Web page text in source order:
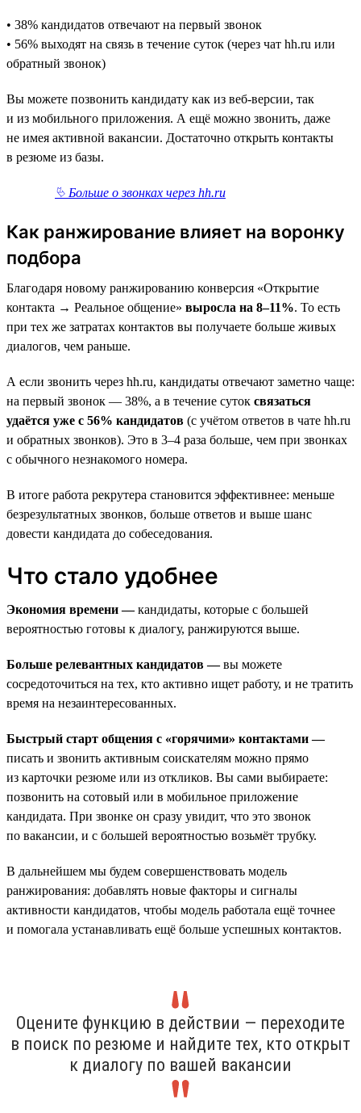
• 38% кандидатов отвечают на первый звонок
• 56% выходят на связь в течение суток (через чат hh.ru или
обратный звонок)
Вы можете позвонить кандидату как из веб-версии, так
и из мобильного приложения. А ещё можно звонить, даже
не имея активной вакансии. Достаточно открыть контакты
в резюме из базы.
⮱ Больше о звонках через hh.ru
Как ранжирование влияет на воронку
подбора
Благодаря новому ранжированию конверсия «Открытие
контакта → Реальное общение» выросла на 8–11%. То есть
при тех же затратах контактов вы получаете больше живых
диалогов, чем раньше.
А если звонить через hh.ru, кандидаты отвечают заметно чаще:
на первый звонок — 38%, а в течение суток связаться
удаётся уже с 56% кандидатов (с учётом ответов в чате hh.ru
и обратных звонков). Это в 3–4 раза больше, чем при звонках
с обычного незнакомого номера.
В итоге работа рекрутера становится эффективнее: меньше
безрезультатных звонков, больше ответов и выше шанс
довести кандидата до собеседования.
Что стало удобнее
Экономия времени —кандидаты, которые с большей
вероятностью готовы к диалогу, ранжируются выше.
Больше релевантных кандидатов —вы можете
сосредоточиться на тех, кто активно ищет работу, и не тратить
время на незаинтересованных.
Быстрый старт общения с «горячими» контактами —
писать и звонить активным соискателям можно прямо
из карточки резюме или из откликов. Вы сами выбираете:
позвонить на сотовый или в мобильное приложение
кандидата. При звонке он сразу увидит, что это звонок
по вакансии, и с большей вероятностью возьмёт трубку.
В дальнейшем мы будем совершенствовать модель
ранжирования: добавлять новые факторы и сигналы
активности кандидатов, чтобы модель работала ещё точнее
и помогала устанавливать ещё больше успешных контактов.
Оцените функцию в действии — переходите
в поиск по резюме и найдите тех, кто открыт
к диалогу по вашей вакансии